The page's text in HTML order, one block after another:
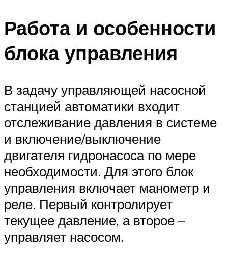
Работа и особенности
блока управления
В задачу управляющей насосной
станцией автоматики входит
отслеживание давления в системе
и включение/выключение
двигателя гидронасоса по мере
необходимости. Для этого блок
управления включает манометр и
реле. Первый контролирует
текущее давление, а второе –
управляет насосом.